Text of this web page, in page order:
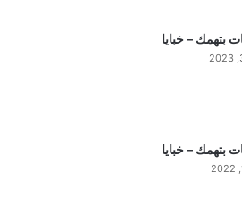
بتهمك – خبايا
بتهمك – خبايا